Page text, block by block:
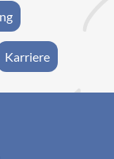
Karriere